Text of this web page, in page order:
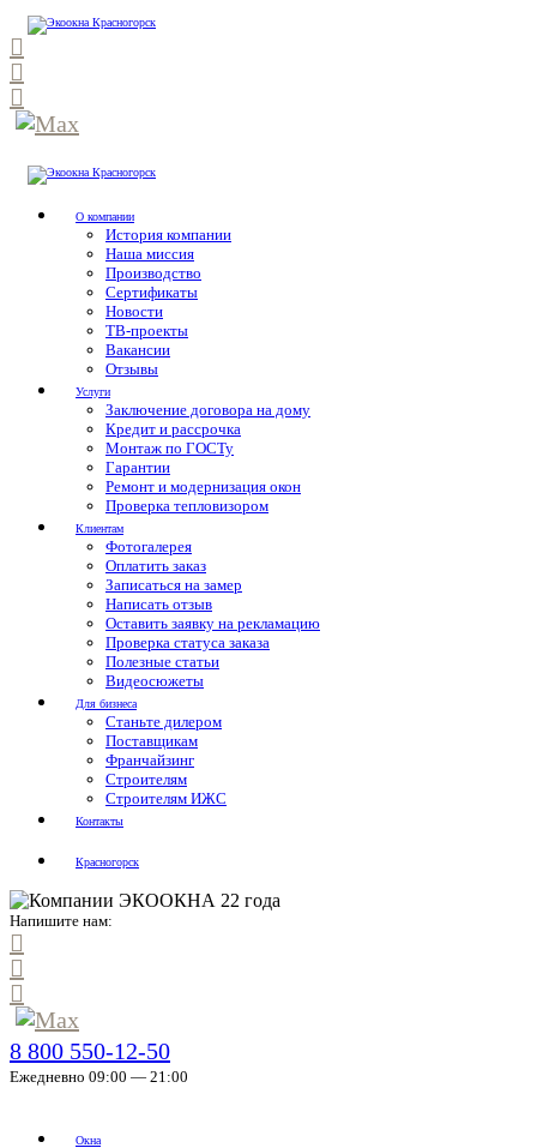
О компании
История компании
Наша миссия
Производство
Сертификаты
Новости
ТВ-проекты
Вакансии
Отзывы
Услуги
Заключение договора на дому
Кредит и рассрочка
Монтаж по ГОСТу
Гарантии
Ремонт и модернизация окон
Проверка тепловизором
Клиентам
Фотогалерея
Оплатить заказ
Записаться на замер
Написать отзыв
Оставить заявку на рекламацию
Проверка статуса заказа
Полезные статьи
Видеосюжеты
Для бизнеса
Станьте дилером
Поставщикам
Франчайзинг
Строителям
Строителям ИЖС
Контакты
Красногорск
Напишите нам:
8 800 550-12-50
Ежедневно 09:00 — 21:00
Окна